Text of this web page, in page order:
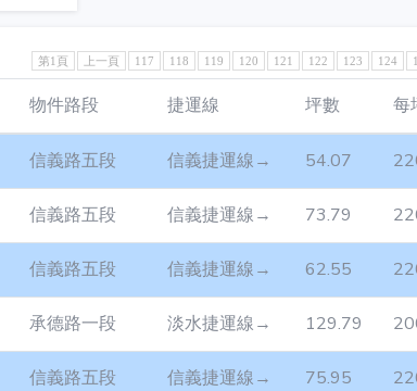
第1頁 上一頁 117 118 119 120 121 122 123 124
物件路段 捷運線 坪數 每
信義路五段 信義捷運線→ 54.07
信義路五段 信義捷運線→ 73.79
信義路五段 信義捷運線→ 62.55
承德路一段 淡水捷運線→ 129.79
信義路五段 信義捷運線→ 75.95